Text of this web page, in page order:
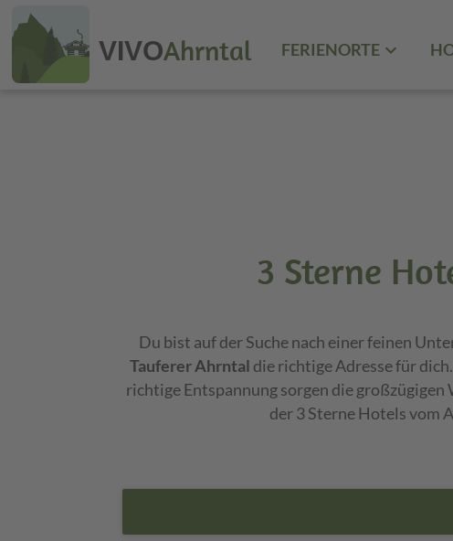
VIVOAhrntal FERIENORTE
3 Sterne
Du bist auf der Suche nach einer feinen
Tauferer Ahrntal die richtige Adresse für
richtige Entspannung sorgen die
der 3 Sterne Hotels vom